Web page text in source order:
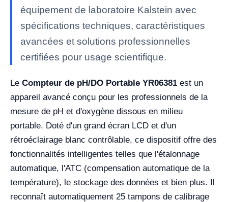
équipement de laboratoire Kalstein avec
spécifications techniques, caractéristiques
avancées et solutions professionnelles
certifiées pour usage scientifique.
Le Compteur de pH/DO Portable YR06381 est un
appareil avancé conçu pour les professionnels de la
mesure de pH et d'oxygène dissous en milieu
portable. Doté d'un grand écran LCD et d'un
rétroéclairage blanc contrôlable, ce dispositif offre des
fonctionnalités intelligentes telles que l'étalonnage
automatique, l'ATC (compensation automatique de la
température), le stockage des données et bien plus. Il
reconnaît automatiquement 25 tampons de calibrage